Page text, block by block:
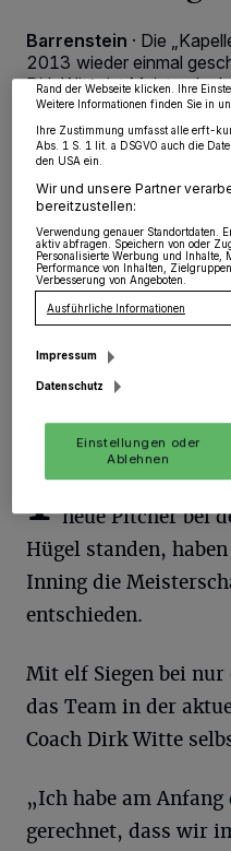
Barrenstein · Die
2013 wieder einmal
Dirk Witte ist Meister. Im
die „Turtles“ mit 15:14
gewonnen.
I n einer
neue Pitcher bei
Hügel standen,
Inning die
entschieden.
Mit elf Siegen bei
das Team in der
Coach Dirk Witte
„Ich habe am
gerechnet, dass wir
möglicherweise nicht mehr so
wieder aufrufen, um Ihre
widerrufen, indem Sie auf den Link
Rand der Webseite klicken. Ihre
Weitere Informationen finden Sie in
Ihre Zustimmung umfasst alle erft-
Abs. 1 S. 1 lit. a DSGVO auch die
den USA ein.
Wir und unsere Partner
bereitzustellen:
Verwendung genauer Standortdaten.
aktiv abfragen. Speichern von oder
Personalisierte Werbung und Inhalte,
Performance von Inhalten,
Verbesserung von Angeboten.
Ausführliche Informationen
Impressum
Datenschutz
Einstellungen oder
Ablehnen